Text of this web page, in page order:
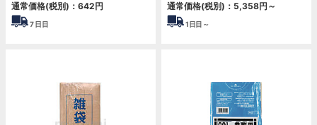
通常価格(税別)： 642円
7日目
通常価格(税別)： 5,358円 ～
1日目～